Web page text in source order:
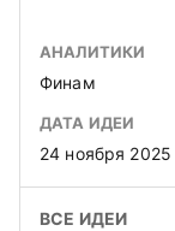
АНАЛИТИКИ
Финам
ДАТА ИДЕИ
24 ноября 2025
ВСЕ ИДЕИ